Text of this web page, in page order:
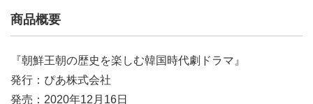
商品概要
『朝鮮王朝の歴史を楽しむ韓国時代劇ドラマ』
発⾏：ぴあ株式会社
発売：2020年12月16日